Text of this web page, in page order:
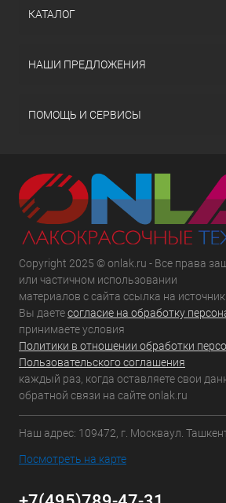
КАТАЛОГ
НАШИ ПРЕДЛОЖЕНИЯ
ПОМОЩЬ И СЕРВИСЫ
Copyright 2025 © onlak.ru - Все права
или частичном использовании
материалов с сайта ссылка на
Вы даетесогласие на обработку
принимаете условия
Политики в отношении обработки
Пользовательского соглашения
каждый раз, когда оставляете свои
обратной связи на сайте onlak.ru
Наш адрес: 109472, г. Москваул.
Посмотреть на карте